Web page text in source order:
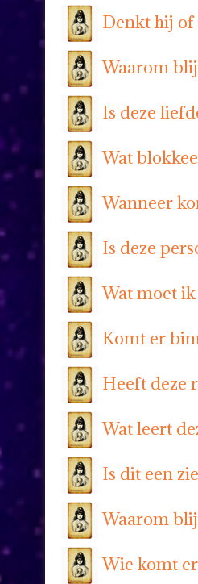
Denkt hij of
Waarom
Is deze
Wat
Wanneer
Is deze
Wat moet
Komt er
Heeft deze
Wat leert
Is dit een
Waarom
Wie komt